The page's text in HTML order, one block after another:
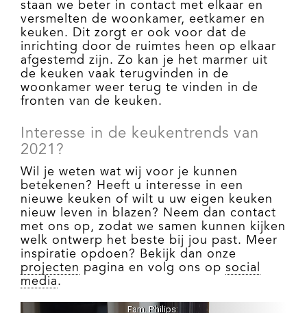
staan we beter in contact met elkaar en
versmelten de woonkamer, eetkamer en
keuken. Dit zorgt er ook voor dat de
inrichting door de ruimtes heen op elkaar
afgestemd zijn. Zo kan je het marmer uit
de keuken vaak terugvinden in de
woonkamer weer terug te vinden in de
fronten van de keuken.
Interesse in de keukentrends van
2021?
Wil je weten wat wij voor je kunnen
betekenen? Heeft u interesse in een
nieuwe keuken of wilt u uw eigen keuken
nieuw leven in blazen? Neem dan contact
met ons op, zodat we samen kunnen kijken
welk ontwerp het beste bij jou past. Meer
inspiratie opdoen? Bekijk dan onze
projecten pagina en volg ons op social
media.